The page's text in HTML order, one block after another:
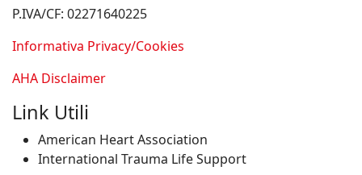
P.IVA/CF: 02271640225
Informativa Privacy/Cookies
AHA Disclaimer
Link Utili
American Heart Association
International Trauma Life Support